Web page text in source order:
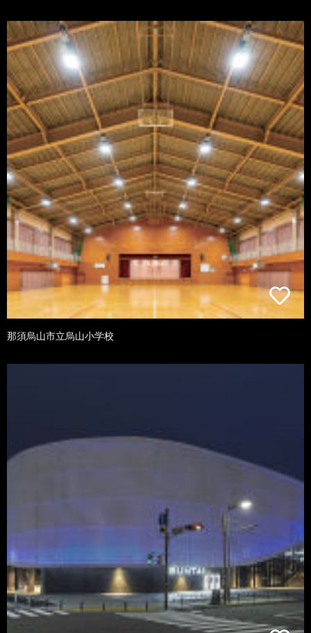
那須烏山市立烏山小学校